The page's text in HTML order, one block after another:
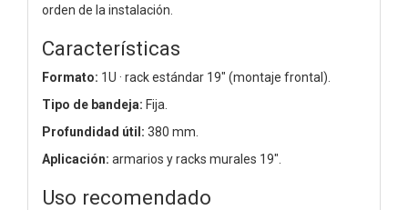
orden de la instalación.
Características
Formato: 1U · rack estándar 19″ (montaje frontal).
Tipo de bandeja: Fija.
Profundidad útil: 380 mm.
Aplicación: armarios y racks murales 19″.
Uso recomendado